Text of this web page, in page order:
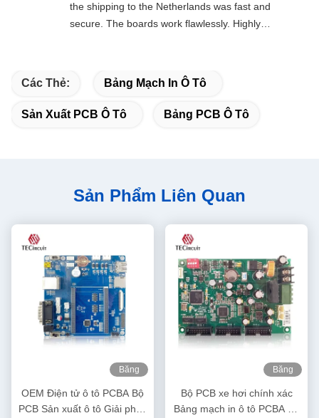
the shipping to the Netherlands was fast and
secure. The boards work flawlessly. Highly
Các Thẻ: Bảng Mạch In Ô Tô
Sản Xuất PCB Ô Tô Bảng PCB Ô Tô
Sản Phẩm Liên Quan
Băng
OEM Điện tử ô tô PCBA Bộ
PCB Sản xuất ô tô Giải pháp
Băng
Bộ PCB xe hơi chính xác
Bảng mạch in ô tô PCBA đa